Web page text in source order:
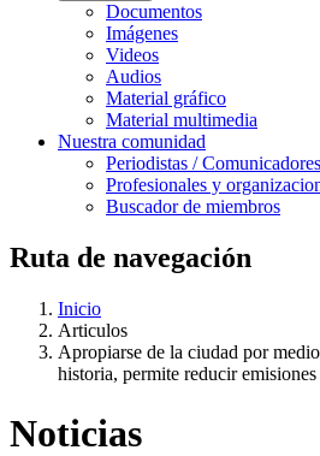
Documentos
Imágenes
Videos
Audios
Material gráfico
Material multimedia
Nuestra comunidad
Periodistas / Comunicadores
Profesionales y
Buscador de miembros
Ruta de navegación
Inicio
Articulos
Apropiarse de la ciudad por
historia, permite reducir emisiones
Noticias